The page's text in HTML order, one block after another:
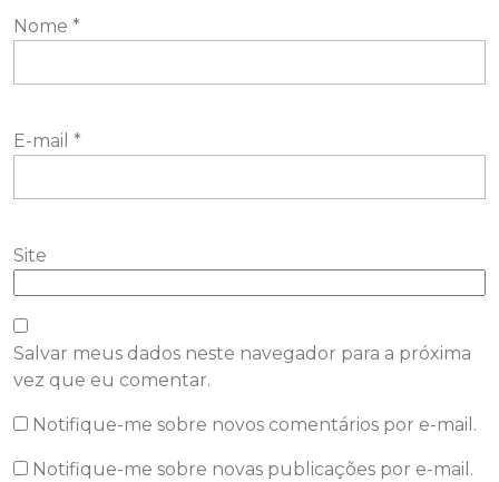
Nome *
E-mail *
Site
Salvar meus dados neste navegador para a próxima
vez que eu comentar.
Notifique-me sobre novos comentários por e-mail.
Notifique-me sobre novas publicações por e-mail.